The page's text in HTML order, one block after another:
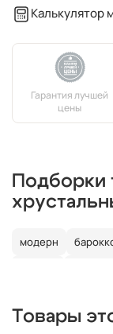
Калькулятор
Подборки
модерн
круглые
Товары